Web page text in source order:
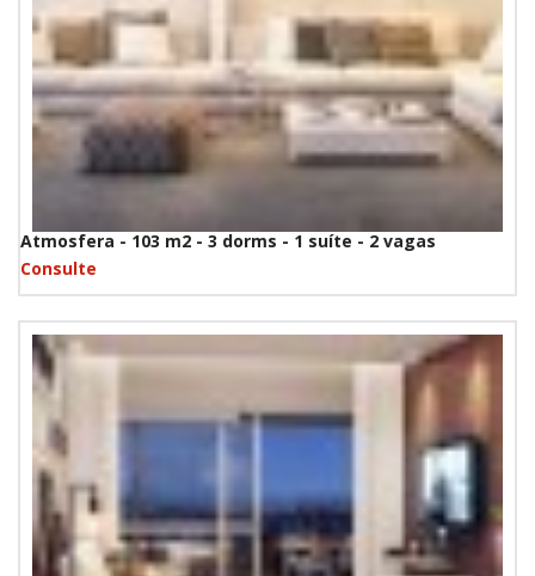
Atmosfera - 103 m2 - 3 dorms - 1 suíte - 2 vagas
Consulte